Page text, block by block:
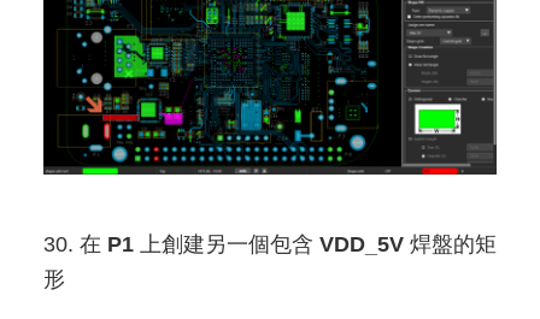
30. 在 P1上創建另一個包含 VDD_5V焊盤的矩
形